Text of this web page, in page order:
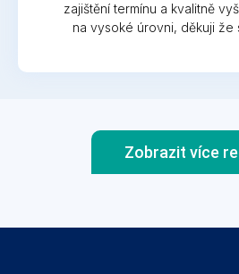
zajištění termínu a kvalitně
na vysoké úrovni, děkuji že
Zobrazit více